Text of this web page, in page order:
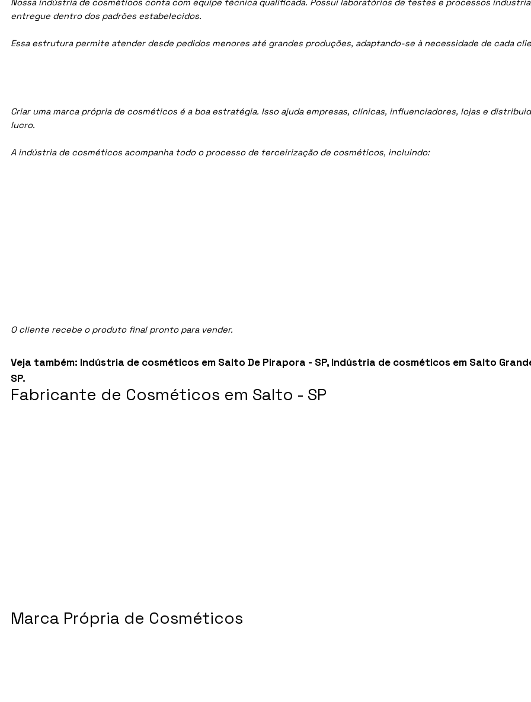
Nossa indústria de cosmétioos conta com equipe técnica qualificada. Possui laboratórios de testes e processos
entregue dentro dos padrões estabelecidos.
Essa estrutura permite atender desde pedidos menores até grandes produções, adaptando-se à necessidade de cada
Criar uma marca própria de cosméticos é a boa estratégia. Isso ajuda empresas, clínicas, influenciadores, lojas e
lucro.
A indústria de cosméticos acompanha todo o processo de terceirização de cosméticos, incluindo:
O cliente recebe o produto final pronto para vender.
Veja também: Indústria de cosméticos em Salto De Pirapora - SP, Indústria de cosméticos em Salto
SP.
Fabricante de Cosméticos em Salto - SP
Marca Própria de Cosméticos